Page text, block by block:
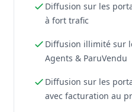
Diffusion sur les
à fort trafic
Diffusion illimité sur
Agents & ParuVendu
Diffusion sur les
avec facturation au